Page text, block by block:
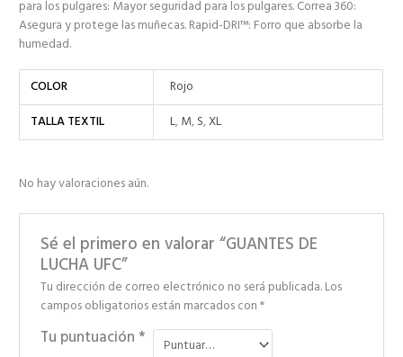
para los pulgares: Mayor seguridad para los pulgares. Correa 360:
Asegura y protege las muñecas. Rapid-DRI™: Forro que absorbe la
humedad.
COLOR
Rojo
TALLA TEXTIL
L,M,S,XL
No hay valoraciones aún.
Sé el primero en valorar “GUANTES DE
LUCHA UFC”
Tu dirección de correo electrónico no será publicada.Los
campos obligatorios están marcados con*
Tu puntuación*